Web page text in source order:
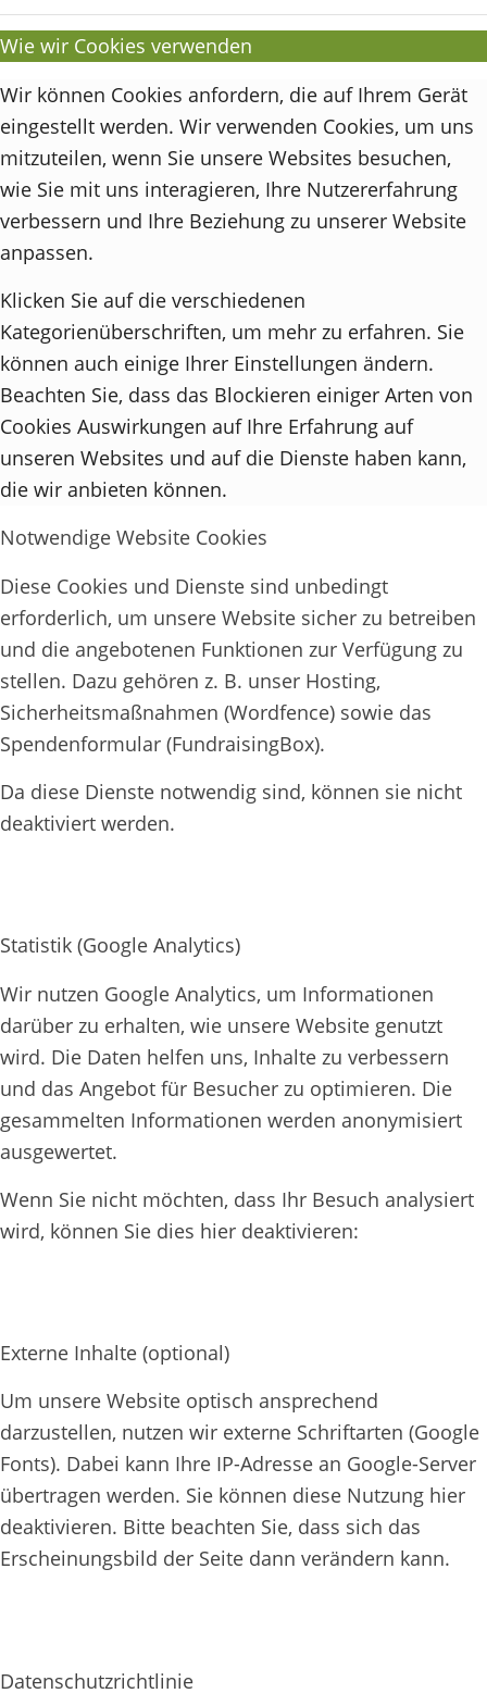
Wie wir Cookies verwenden
Wir können Cookies anfordern, die auf Ihrem Gerät
eingestellt werden. Wir verwenden Cookies, um uns
mitzuteilen, wenn Sie unsere Websites besuchen,
wie Sie mit uns interagieren, Ihre Nutzererfahrung
verbessern und Ihre Beziehung zu unserer Website
anpassen.
Klicken Sie auf die verschiedenen
Kategorienüberschriften, um mehr zu erfahren. Sie
können auch einige Ihrer Einstellungen ändern.
Beachten Sie, dass das Blockieren einiger Arten von
Cookies Auswirkungen auf Ihre Erfahrung auf
unseren Websites und auf die Dienste haben kann,
die wir anbieten können.
Notwendige Website Cookies
Diese Cookies und Dienste sind unbedingt
erforderlich, um unsere Website sicher zu betreiben
und die angebotenen Funktionen zur Verfügung zu
stellen. Dazu gehören z. B. unser Hosting,
Sicherheitsmaßnahmen (Wordfence) sowie das
Spendenformular (FundraisingBox).
Da diese Dienste notwendig sind, können sie nicht
deaktiviert werden.
Statistik (Google Analytics)
Wir nutzen Google Analytics, um Informationen
darüber zu erhalten, wie unsere Website genutzt
wird. Die Daten helfen uns, Inhalte zu verbessern
und das Angebot für Besucher zu optimieren. Die
gesammelten Informationen werden anonymisiert
ausgewertet.
Wenn Sie nicht möchten, dass Ihr Besuch analysiert
wird, können Sie dies hier deaktivieren:
Externe Inhalte (optional)
Um unsere Website optisch ansprechend
darzustellen, nutzen wir externe Schriftarten (Google
Fonts). Dabei kann Ihre IP-Adresse an Google-Server
übertragen werden. Sie können diese Nutzung hier
deaktivieren. Bitte beachten Sie, dass sich das
Erscheinungsbild der Seite dann verändern kann.
Datenschutzrichtlinie